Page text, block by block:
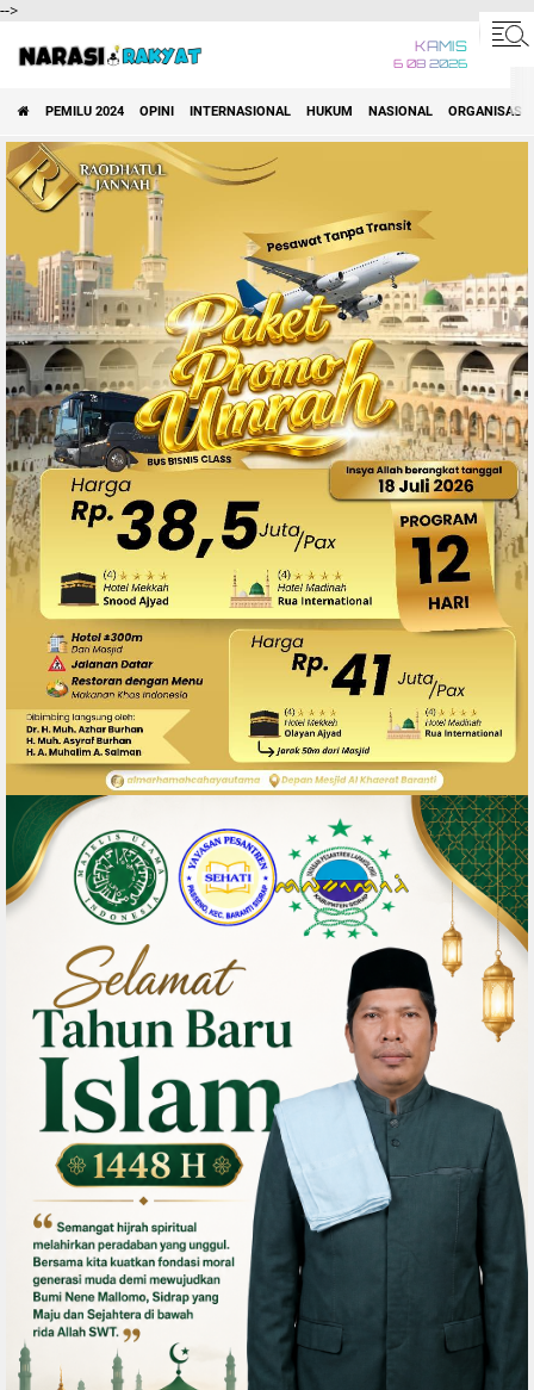
-->
KAMIS
6 08 2026
PEMILU 2024 OPINI INTERNASIONAL HUKUM NASIONAL ORGANISASI